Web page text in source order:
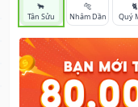
🐂
Tân Sửu
🐅
Nhâm Dần
🐈
Quý